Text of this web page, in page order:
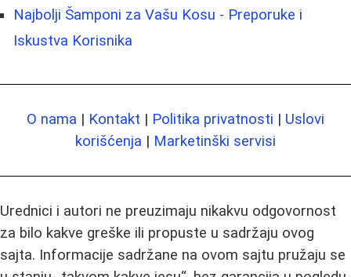
Najbolji Šamponi za Vašu Kosu - Preporuke i
Iskustva Korisnika
O nama | Kontakt | Politika privatnosti | Uslovi
korišćenja | Marketinški servisi
Urednici i autori ne preuzimaju nikakvu odgovornost
za bilo kakve greške ili propuste u sadržaju ovog
sajta. Informacije sadržane na ovom sajtu pružaju se